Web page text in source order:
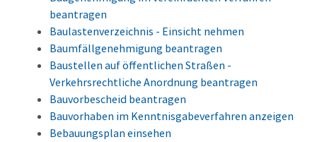
beantragen
Baulastenverzeichnis - Einsicht nehmen
Baumfällgenehmigung beantragen
Baustellen auf öffentlichen Straßen -
Verkehrsrechtliche Anordnung beantragen
Bauvorbescheid beantragen
Bauvorhaben im Kenntnisgabeverfahren anzeigen
Bebauungsplan einsehen